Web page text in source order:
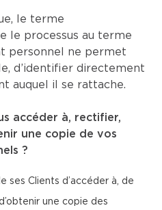
le terme
le processus au terme
personnel ne permet
d’identifier directement
auquel il se rattache.
accéder à, rectifier,
une copie de vos
?
ses Clients d’accéder à, de
une copie des